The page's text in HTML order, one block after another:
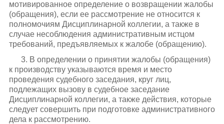
мотивированное определение о возвращении жалобы
(обращения), если ее рассмотрение не относится к
полномочиям Дисциплинарной коллегии, а также в
случае несоблюдения административным истцом
требований, предъявляемых к жалобе (обращению).
3. В определении о принятии жалобы (обращения)
к производству указываются время и место
проведения судебного заседания, круг лиц,
подлежащих вызову в судебное заседание
Дисциплинарной коллегии, а также действия, которые
следует совершить при подготовке административного
дела к рассмотрению.